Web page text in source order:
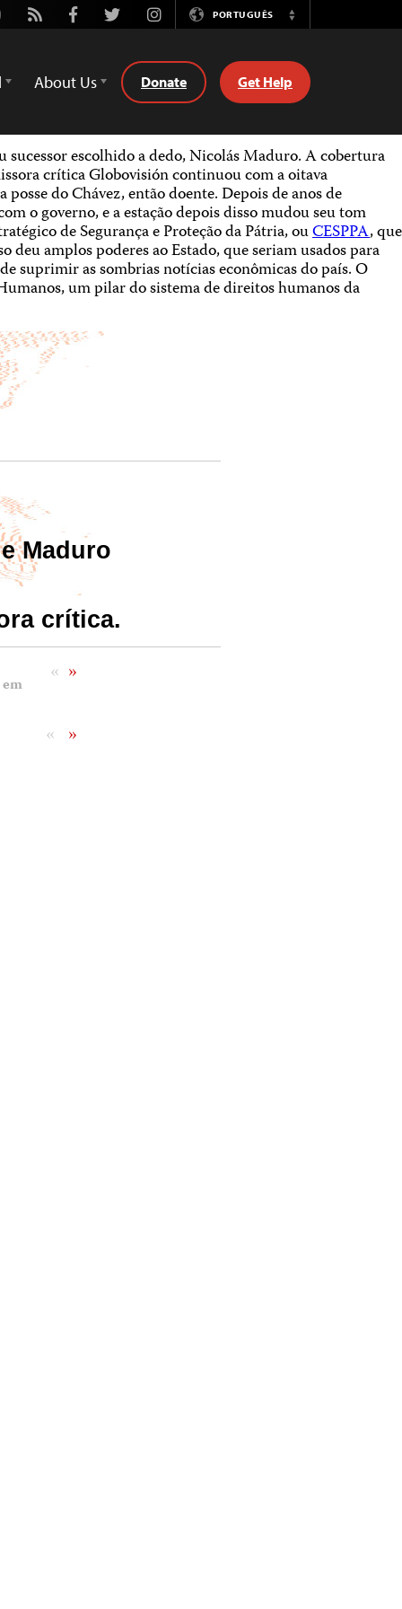
Rss FacebookTwitterInstagramPORTUGUÊS
Switch
About Us Donate Get Help
sucessor escolhido a dedo, Nicolás Maduro. A cobertura
crítica Globovisión continuou com a oitava
do Chávez, então doente. Depois de anos de
o governo, e a estação depois disso mudou seu tom
de Segurança e Proteção da Pátria, ouCESPPA, que
amplos poderes ao Estado, que seriam usados ​​para
suprimir as sombrias notícias econômicas do país. O
um pilar do sistema de direitos humanos da
Maduro
crítica.
»
«
»
«